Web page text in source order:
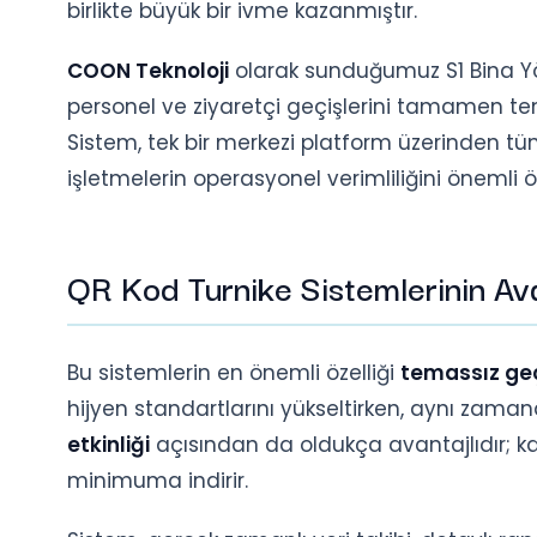
birlikte büyük bir ivme kazanmıştır.
COON Teknoloji olarak sunduğumuz S1 Bina
personel ve ziyaretçi geçişlerini tamamen
Sistem, tek bir merkezi platform üzerinden
işletmelerin operasyonel verimliliğini önemli
QR Kod Turnike Sistemlerinin
Bu sistemlerin en önemli özelliği temassız
hijyen standartlarını yükseltirken, aynı
etkinliği açısından da oldukça avantajlıdır;
minimuma indirir.